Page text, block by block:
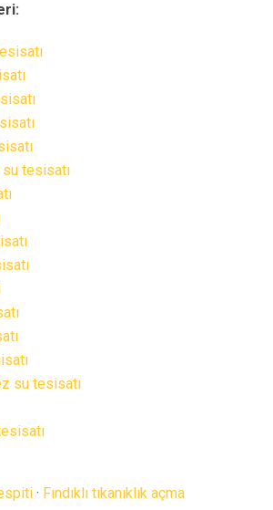
tesisatı
su tesisatı
· Fındıklı tıkanıklık açma